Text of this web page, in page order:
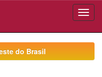
do Brasil